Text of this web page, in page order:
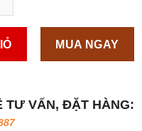
MUA NGAY
TƯ VẤN, ĐẶT HÀNG: